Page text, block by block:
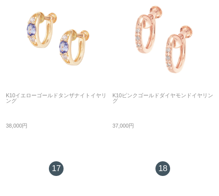
K10イエローゴールドタンザナイトイヤリ
ング
38,000円
K10ピンクゴールドダイヤモンドイヤリン
グ
37,000円
17 18